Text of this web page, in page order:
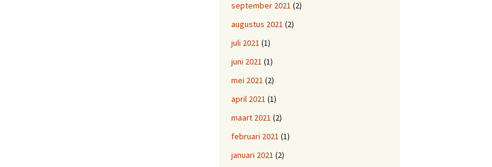
september 2021 (2)
augustus 2021 (2)
juli 2021 (1)
juni 2021 (1)
mei 2021 (2)
april 2021 (1)
maart 2021 (2)
februari 2021 (1)
januari 2021 (2)